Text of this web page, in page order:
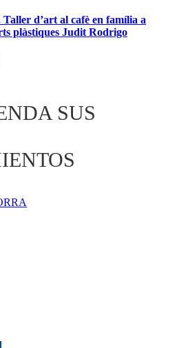
d’art al cafè en família a
plàstiques Judit Rodrigo
SUS